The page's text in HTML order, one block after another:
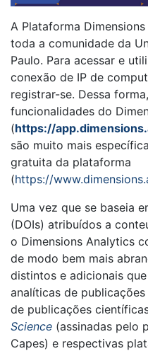
A Plataforma
toda a comunidade da
Paulo. Para acessar e
conexão de IP de
registrar-se. Dessa
funcionalidades do
(https://
são muito mais
gratuita da plataforma
(https://
Uma vez que se baseia
(DOIs) atribuídos a
o Dimensions Analytics
de modo bem mais
distintos e adicionais
analíticas de
de publicações
Science (assinadas pelo
Capes) e respectivas